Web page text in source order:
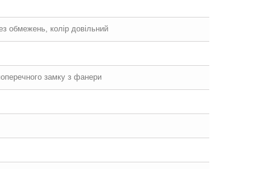
обмежень, колір довільний
замку з фанери